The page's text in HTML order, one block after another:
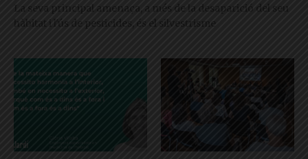
La seva principal amenaça, a més de la desaparició del seu
hàbitat i l'ús de pesticides, és el silvestrisme